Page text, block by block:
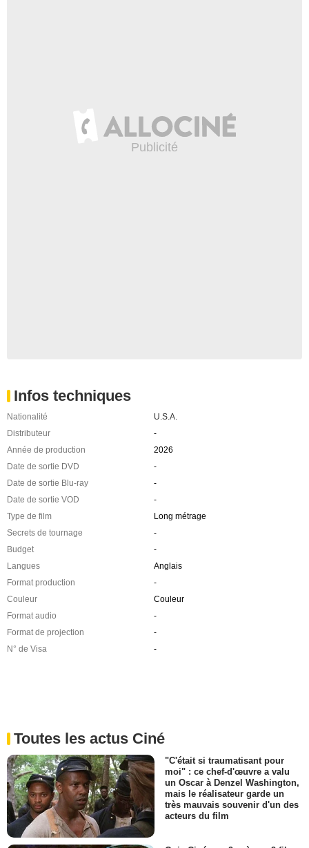
Infos techniques
Nationalité
U.S.A.
Distributeur
-
Année de production
2026
Date de sortie DVD
-
Date de sortie Blu-ray
-
Date de sortie VOD
-
Type de film
Long métrage
Secrets de tournage
-
Budget
-
Langues
Anglais
Format production
-
Couleur
Couleur
Format audio
-
Format de projection
-
N° de Visa
-
Toutes les actus Ciné
"C'était si traumatisant pour
moi" : ce chef-d'œuvre a valu
un Oscar à Denzel Washington,
mais le réalisateur garde un
très mauvais souvenir d'un des
acteurs du film